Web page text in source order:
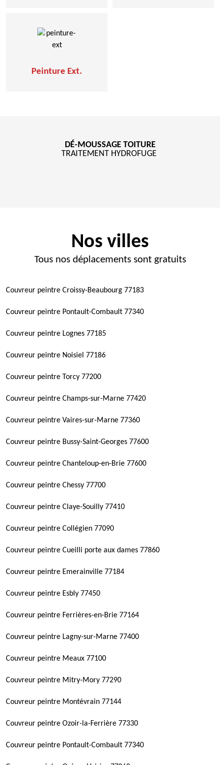
Peinture Ext.
DÉ-MOUSSAGE TOITURE
TRAITEMENT HYDROFUGE
Nos villes
Tous nos déplacements sont gratuits
Couvreur peintre Croissy-Beaubourg 77183
Couvreur peintre Pontault-Combault 77340
Couvreur peintre Lognes 77185
Couvreur peintre Noisiel 77186
Couvreur peintre Torcy 77200
Couvreur peintre Champs-sur-Marne 77420
Couvreur peintre Vaires-sur-Marne 77360
Couvreur peintre Bussy-Saint-Georges 77600
Couvreur peintre Chanteloup-en-Brie 77600
Couvreur peintre Chessy 77700
Couvreur peintre Claye-Souilly 77410
Couvreur peintre Collégien 77090
Couvreur peintre Cueilli porte aux dames 77860
Couvreur peintre Emerainville 77184
Couvreur peintre Esbly 77450
Couvreur peintre Ferrières-en-Brie 77164
Couvreur peintre Lagny-sur-Marne 77400
Couvreur peintre Meaux 77100
Couvreur peintre Mitry-Mory 77290
Couvreur peintre Montévrain 77144
Couvreur peintre Ozoir-la-Ferrière 77330
Couvreur peintre Pontault-Combault 77340